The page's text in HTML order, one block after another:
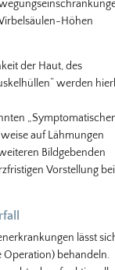
Höhen
der Haut, des
werden
auf Lähmungen
Bildgebenden
Vorstellung
lässt
Operation) behandeln.